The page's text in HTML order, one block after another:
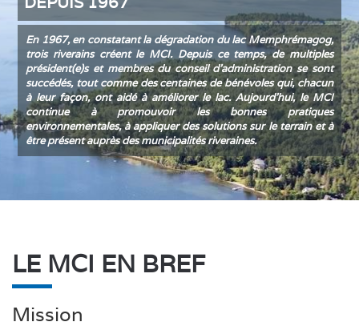
En 1967, en constatant la dégradation du lac Memphrémagog,
trois riverains créent le MCI. Depuis ce temps, de multiples
président(e)s et membres du conseil d’administration se sont
succédés, tout comme des centaines de bénévoles qui, chacun
à leur façon, ont aidé à améliorer le lac. Aujourd’hui, le MCI
continue à promouvoir les bonnes pratiques
environnementales, à appliquer des solutions sur le terrain et à
être présent auprès des municipalités riveraines.
LE MCI EN BREF
Mission